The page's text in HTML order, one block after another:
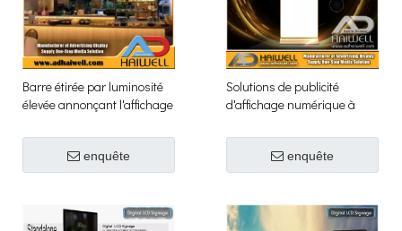
Barre étirée par luminosité
élevée annonçant l'affichage
cristaux liquides
enquête
Solutions de publicité
d'affichage numérique à
enquête